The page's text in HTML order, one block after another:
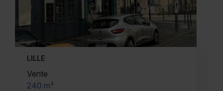
VILLENEUVE-D'ASCQ
Location
1 306 m² (divisibles)